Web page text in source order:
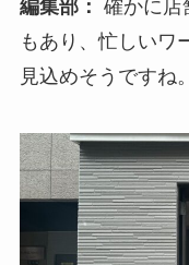
編集部： 確かに店
もあり、忙しいワ
見込めそうですね。